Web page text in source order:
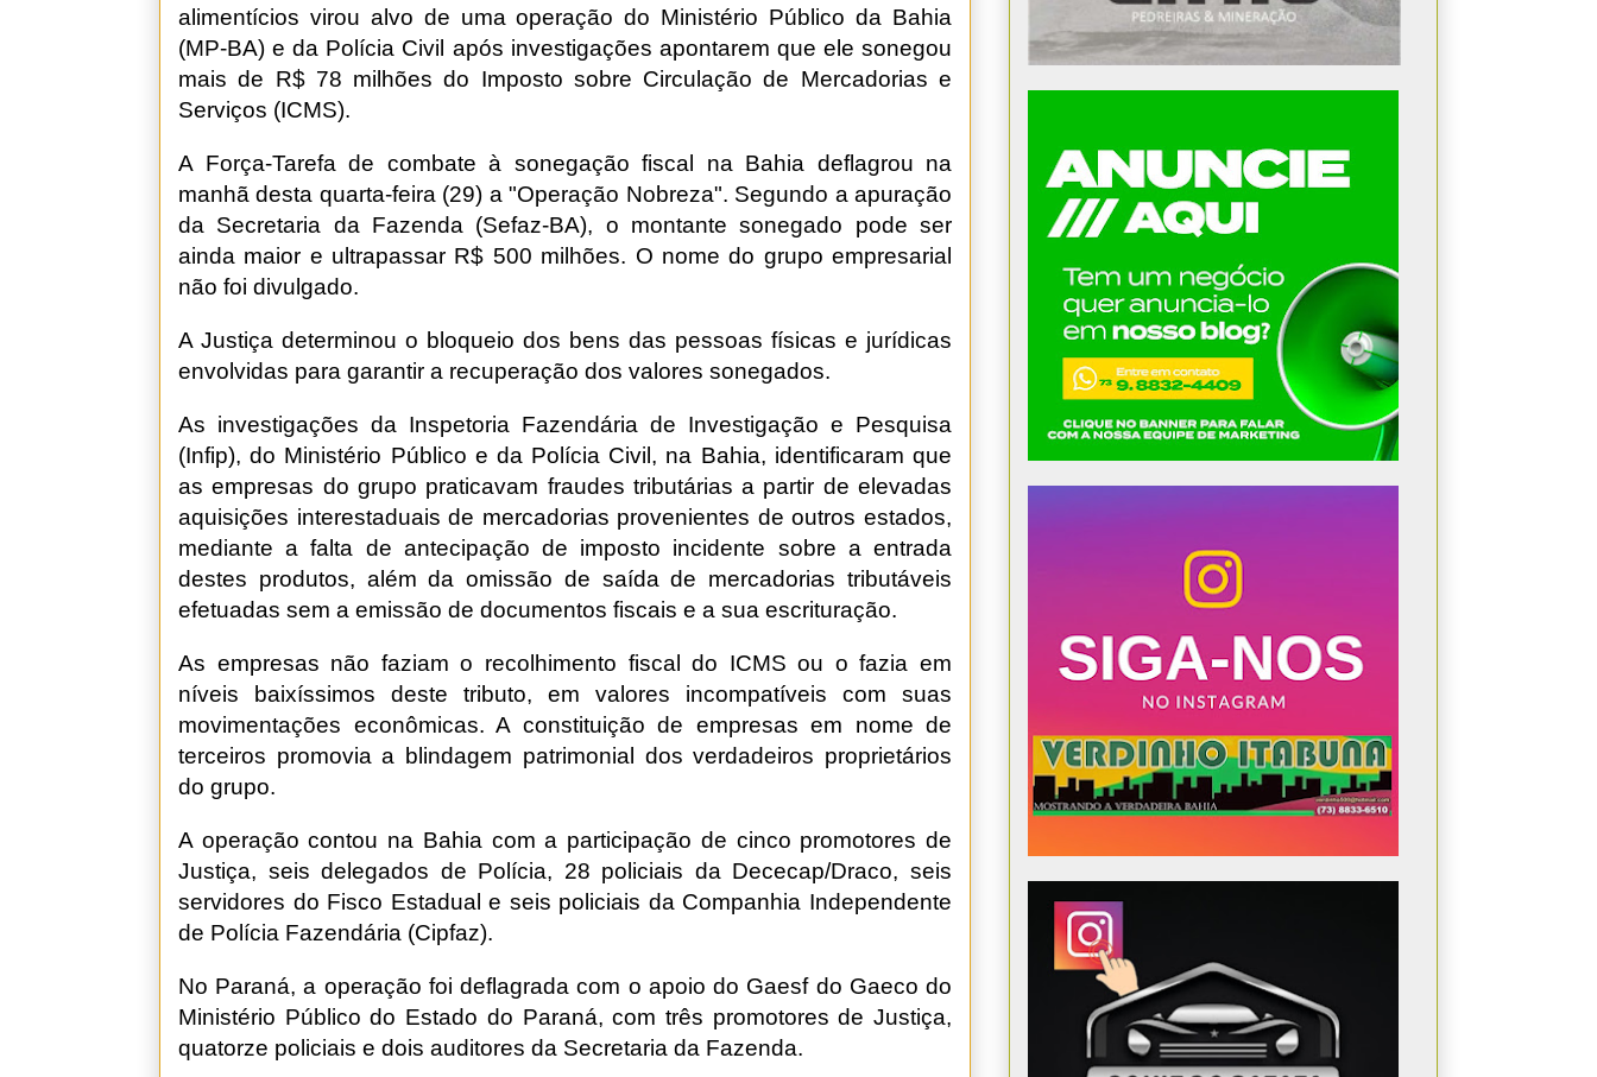
alimentícios virou alvo de uma operação do Ministério Público da Bahia
(MP-BA) e da Polícia Civil após investigações apontarem que ele sonegou
mais de R$ 78 milhões do Imposto sobre Circulação de Mercadorias e
Serviços (ICMS).
A Força-Tarefa de combate à sonegação fiscal na Bahia deflagrou na
manhã desta quarta-feira (29) a "Operação Nobreza". Segundo a apuração
da Secretaria da Fazenda (Sefaz-BA), o montante sonegado pode ser
ainda maior e ultrapassar R$ 500 milhões. O nome do grupo empresarial
não foi divulgado.
A Justiça determinou o bloqueio dos bens das pessoas físicas e jurídicas
envolvidas para garantir a recuperação dos valores sonegados.
As investigações da Inspetoria Fazendária de Investigação e Pesquisa
(Infip), do Ministério Público e da Polícia Civil, na Bahia, identificaram que
as empresas do grupo praticavam fraudes tributárias a partir de elevadas
aquisições interestaduais de mercadorias provenientes de outros estados,
mediante a falta de antecipação de imposto incidente sobre a entrada
destes produtos, além da omissão de saída de mercadorias tributáveis
efetuadas sem a emissão de documentos fiscais e a sua escrituração.
As empresas não faziam o recolhimento fiscal do ICMS ou o fazia em
níveis baixíssimos deste tributo, em valores incompatíveis com suas
movimentações econômicas. A constituição de empresas em nome de
terceiros promovia a blindagem patrimonial dos verdadeiros proprietários
do grupo.
A operação contou na Bahia com a participação de cinco promotores de
Justiça, seis delegados de Polícia, 28 policiais da Dececap/Draco, seis
servidores do Fisco Estadual e seis policiais da Companhia Independente
de Polícia Fazendária (Cipfaz).
No Paraná, a operação foi deflagrada com o apoio do Gaesf do Gaeco do
Ministério Público do Estado do Paraná, com três promotores de Justiça,
quatorze policiais e dois auditores da Secretaria da Fazenda.